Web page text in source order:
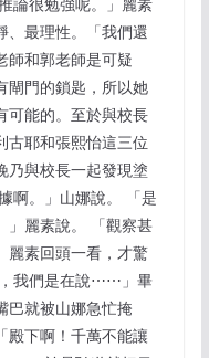
、最理性。「我們還
師和郭老師是可疑
閘門的鎖匙，所以她
可能的。至於與校長
古耶和張熙怡這三位
乃與校長一起發現塗
啊。」山娜說。 「是
」麗素說。 「觀察甚
麗素回頭一看，才驚
我們是在說⋯⋯」畢
巴就被山娜急忙掩
殿下啊！千萬不能讓